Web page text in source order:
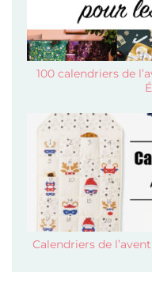
100 calendriers de
Calendriers de